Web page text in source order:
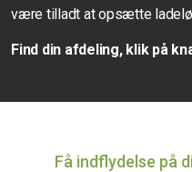
være tilladt at opsætte
Find din afdeling, klik på
Få indflydelse på